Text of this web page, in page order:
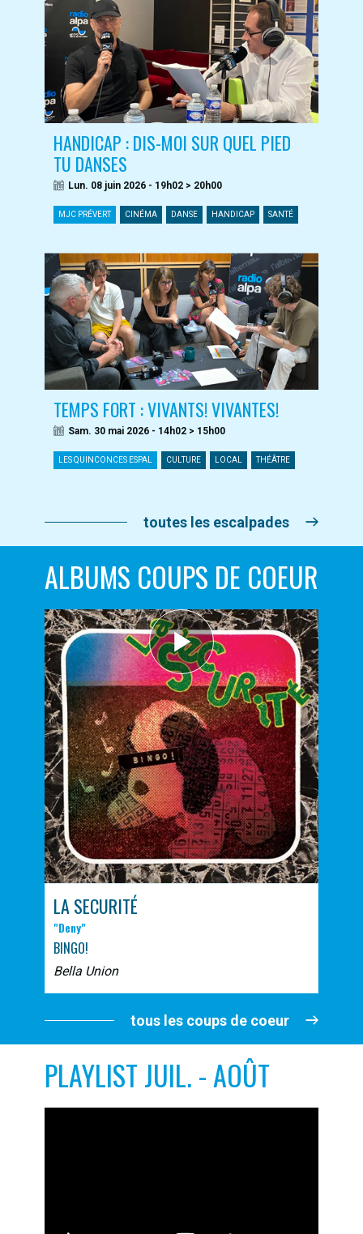
HANDICAP : DIS-MOI SUR QUEL PIED
TU DANSES
Lun. 08 juin 2026 - 19h02 > 20h00
MJC PRÉVERT CINÉMA DANSE HANDICAP SANTÉ
TEMPS FORT : VIVANTS! VIVANTES!
Sam. 30 mai 2026 - 14h02 > 15h00
LES QUINCONCES ESPAL CULTURE LOCAL THÉÂTRE
toutes les escalpades
ALBUMS COUPS DE COEUR
LA SECURITÉ
"Deny"
BINGO!
Bella Union
tous les coups de coeur
PLAYLIST JUIL. - AOÛT